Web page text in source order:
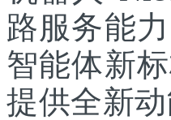
路服务能
智能体新
提供全新动